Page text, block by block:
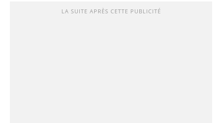
LA SUITE APRÈS CETTE PUBLICITÉ